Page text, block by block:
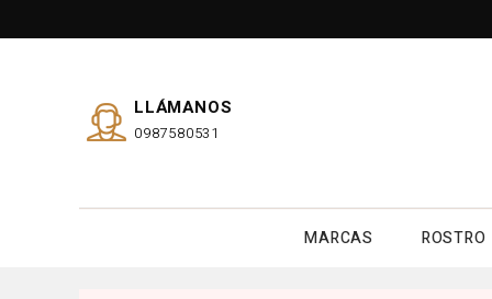
LLÁMANOS
0987580531
MARCAS ROSTRO